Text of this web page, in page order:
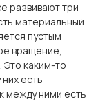
развивают три
материальный
пустым
вращение,
каким-то
есть
между ними есть